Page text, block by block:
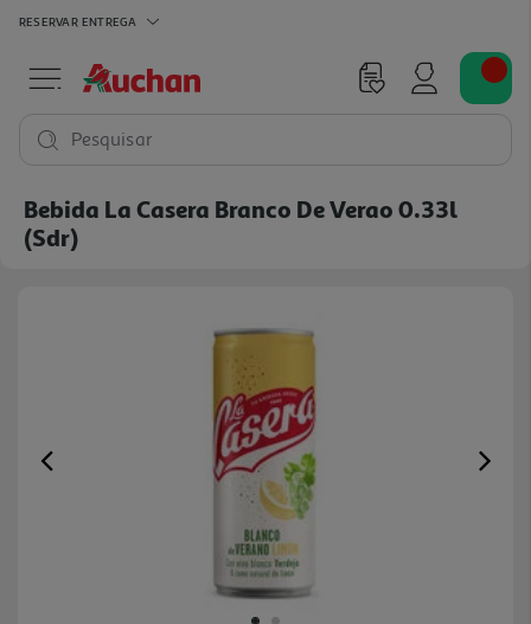
RESERVAR ENTREGA
Pesquisar
Bebida La Casera Branco De Verao 0.33l
(sdr)
Previous